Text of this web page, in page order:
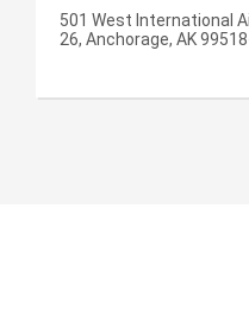
501 West International
26, Anchorage, AK